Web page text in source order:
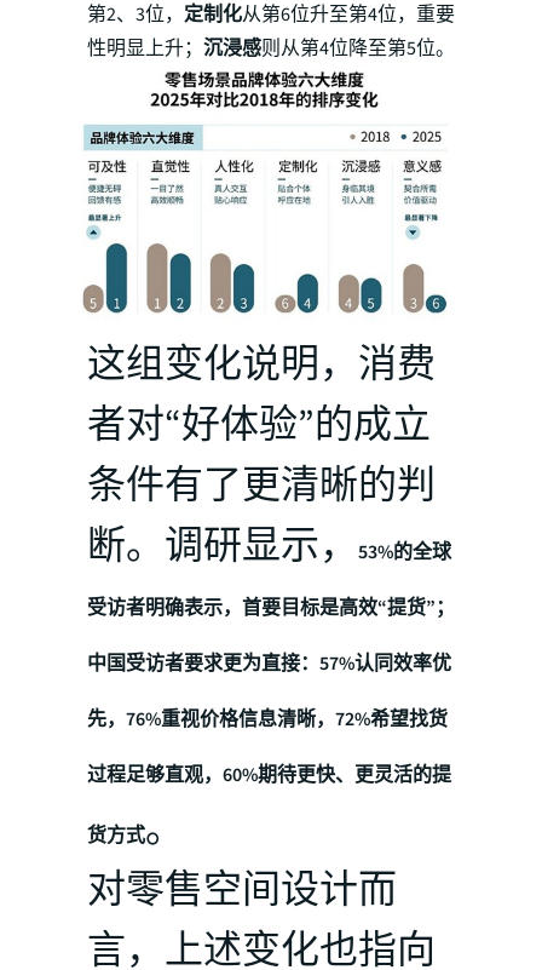
第2、3位， 定制化从第6位升至第4位，重要
性明显上升； 沉浸感则从第4位降至第5位。
这组变化说明，消费
者对“好体验”的成立
条件有了更清晰的判
断。调研显示，
53%的全球
受访者明确表示，首要目标是高效“提货”；
中国受访者要求更为直接：57%认同效率优
先，76%重视价格信息清晰，72%希望找货
过程足够直观，60%期待更快、更灵活的提
货方式。
对零售空间设计而
言，上述变化也指向